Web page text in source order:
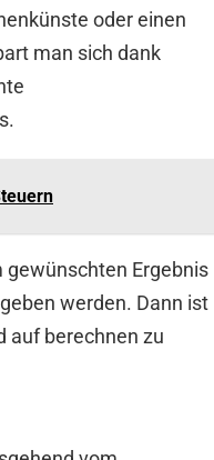
oder einen
man sich dank
Ergebnis
werden. Dann ist
auf berechnen zu